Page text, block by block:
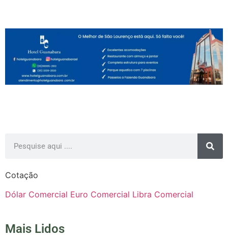
Cotação
Dólar Comercial Euro Comercial Libra Comercial
Mais Lidos